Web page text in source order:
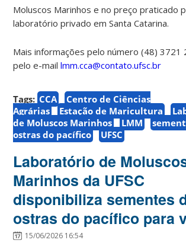
Moluscos Marinhos e no preço praticado
laboratório privado em Santa Catarina.
Mais informações pelo número (48) 3721
pelo e-maillmm.cca@contato.ufsc.br
Tags: CCA
Centro de Ciências
Agrárias
Estação de Maricultura
de Moluscos Marinhos
LMM
ostras do pacífico
UFSC
Laboratório de
Marinhos da UFSC
disponibiliza sementes
ostras do pacífico para
15/06/2026 16:54